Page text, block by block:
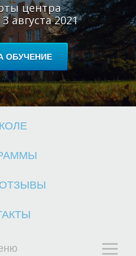
центра
августа 2021
ОБУЧЕНИЕ